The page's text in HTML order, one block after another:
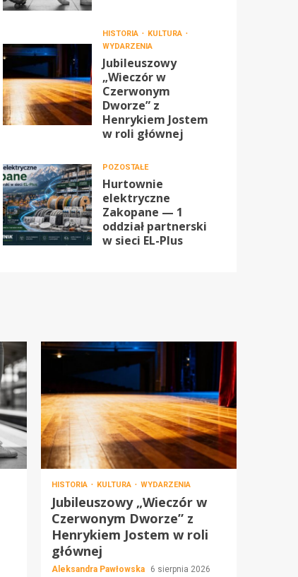
HISTORIA
KULTURA
WYDARZENIA
Jubileuszowy
„Wieczór w
Czerwonym
Dworze” z
Henrykiem Jostem
w roli głównej
POZOSTAŁE
Hurtownie
elektryczne
Zakopane — 1
oddział partnerski
w sieci EL-Plus
HISTORIA KULTURA WYDARZENIA
Jubileuszowy „Wieczór w
Czerwonym Dworze” z
Henrykiem Jostem w roli
głównej
Aleksandra Pawłowska 6 sierpnia 2026